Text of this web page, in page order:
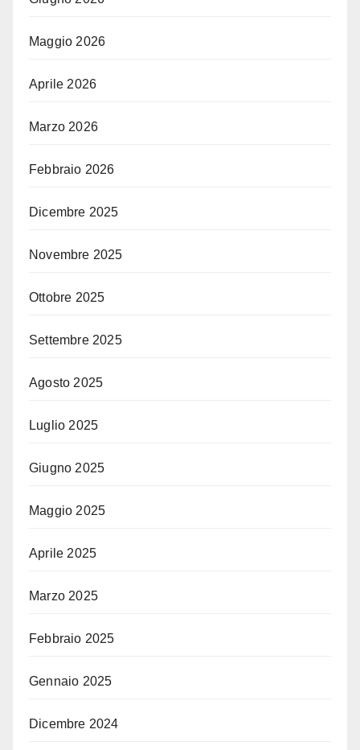
Maggio 2026
Aprile 2026
Marzo 2026
Febbraio 2026
Dicembre 2025
Novembre 2025
Ottobre 2025
Settembre 2025
Agosto 2025
Luglio 2025
Giugno 2025
Maggio 2025
Aprile 2025
Marzo 2025
Febbraio 2025
Gennaio 2025
Dicembre 2024